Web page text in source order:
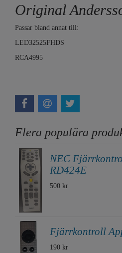
Original
Passar bland annat till:
LED32525FHDS
RCA4995
Flera populära
NEC
RD424E
500 kr
Fjärrkontroll
190 kr